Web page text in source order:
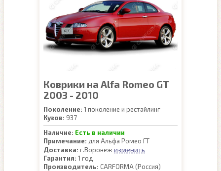
Коврики на Alfa Romeo GT
2003 - 2010
Поколение: 1 поколение и рестайлинг
Кузов: 937
Наличие: Есть в наличии
Примечание: для Альфа Ромео ГТ
Доставка: г.Воронеж изменить
Гарантия: 1 год
Производитель: CARFORMA (Россия)